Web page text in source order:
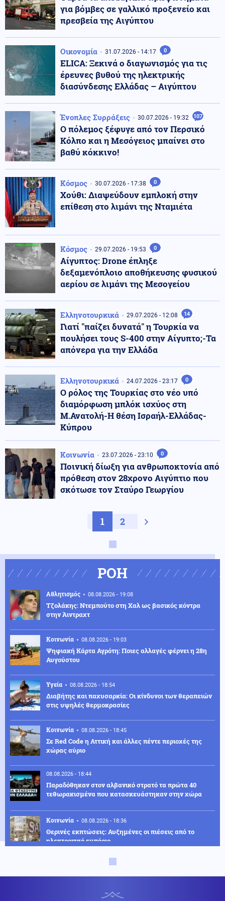
για βόμβες σε γαλλικό προξενείο και
πρεσβεία της Αιγύπτου
Οικονομία 31.07.2026 - 14:17 0
ELICA: Ξεκινά ο διαγωνισμός για τις
έρευνες βυθού της ηλεκτρικής
διασύνδεσης Ελλάδας – Αιγύπτου
Ένοπλες Συρράξεις 30.07.2026 - 19:32 107
Ο πόλεμος ξέφυγε από τον Περσικό
Κόλπο και η Μεσόγειος μπαίνει στο
βαθύ κόκκινο!
Κόσμος 30.07.2026 - 17:38 0
Χούθι: Διαψεύδουν εμπλοκή στην
επίθεση στο λιμάνι της Νταμιέτα
Κόσμος 29.07.2026 - 19:53 0
Αίγυπτος: Drone έπληξε
δεξαμενόπλοιο αποθήκευσης φυσικού
αερίου σε λιμάνι της Μεσογείου
Ελληνοτουρκικά 29.07.2026 - 12:08 14
Γιατί "παίζει δυνατά" η Τουρκία να
πουλήσει τους S-400 στην Αίγυπτο;-Τα
απόνερα για την Ελλάδα
Ελληνοτουρκικά 24.07.2026 - 23:17 0
Ο ρόλος της Τουρκίας στο νέο υπό
διαμόρφωση μπλόκ ισχύος στη
Μ.Ανατολή-Η θέση Ισραήλ-Ελλάδας-
Κύπρου
Κοινωνία 23.07.2026 - 23:10 0
Ποινική δίωξη για ανθρωποκτονία από
πρόθεση στον 28χρονο Αιγύπτιο που
σκότωσε τον Σταύρο Γεωργίου
1 2 Next page
ΡΟΗ
Αθλητισμός 08.08.2026 - 19:08
Τζολάκης: Ντεμπούτο στη Χαλ ως βασικός κόντρα
στην Άιντραχτ
Κοινωνία 08.08.2026 - 19:03
Ψηφιακή Κάρτα Αγρότη: Ποιες αλλαγές φέρνει η 28η
Αυγούστου
Υγεία 08.08.2026 - 18:54
Διαβήτης και παχυσαρκία: Οι κίνδυνοι των θεραπειών
στις υψηλές θερμοκρασίες
Κοινωνία 08.08.2026 - 18:45
Σε Red Code η Αττική και άλλες πέντε περιοχές της
χώρας αύριο
08.08.2026 - 18:44
Παραδόθηκαν στον αλβανικό στρατό τα πρώτα 40
τεθωρακισμένα που κατασκευάστηκαν στην χώρα
Κοινωνία 08.08.2026 - 18:36
Θερινές εκπτώσεις: Αυξημένες οι πιέσεις από το
ηλεκτρονικό εμπόριο
08.08.2026 - 18:22
Βουλγαρία: Drone συνετρίβη κοντά σε σταθμό